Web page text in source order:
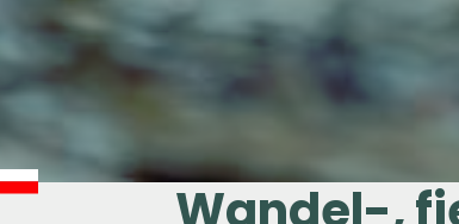
Wandel-,